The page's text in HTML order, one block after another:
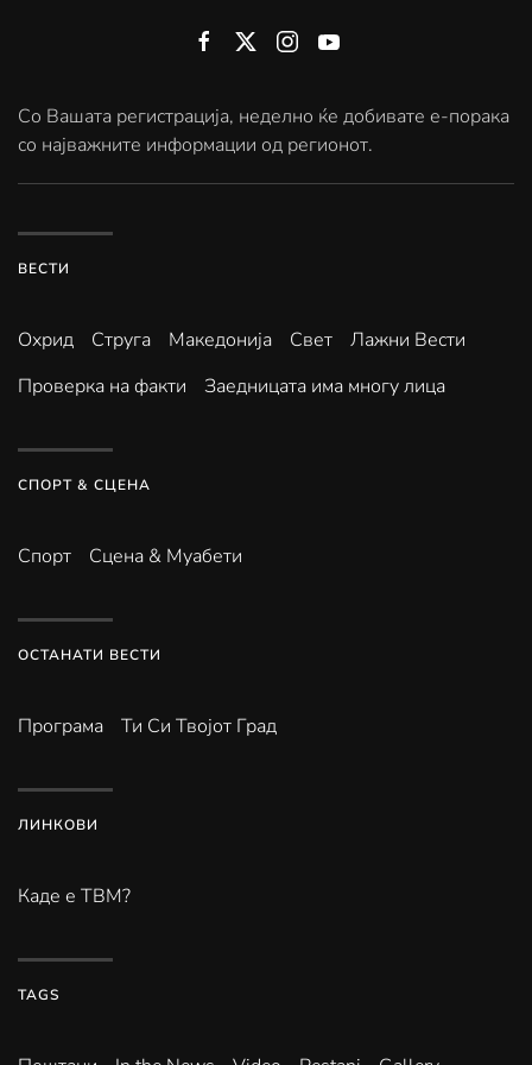
Со Вашата регистрација, неделно ќе добивате е-порака
со најважните информации од регионот.
ВЕСТИ
Охрид Струга Македонија Свет
Лажни Вести
Проверка на факти
Заедницата има многу лица
СПОРТ & СЦЕНА
Спорт Сцена & Муабети
ОСТАНАТИ ВЕСТИ
Програма Ти Си Твојот Град
ЛИНКОВИ
Каде е ТВМ?
TAGS